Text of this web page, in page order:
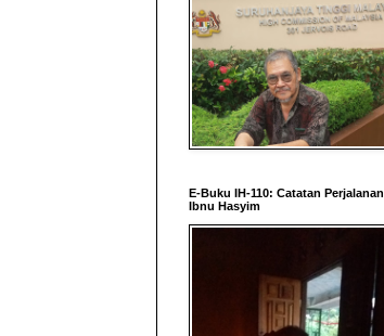
E-Buku IH-110: Catatan Perjalanan
Ibnu Hasyim